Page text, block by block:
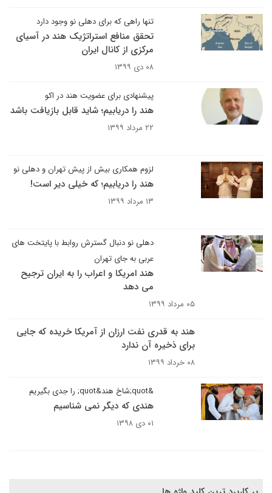
تنها راهی که برای دهلی نو وجود دارد
تحقق منافع استراتژیک هند در آسیای
مرکزی از کانال ایران
۰۸ دی ۱۳۹۹
پیشنهادی برای عضویت هند در اکو
هند را دریابیم؛ شاید قابل بازیافت باشد
۲۲ مرداد ۱۳۹۹
لزوم همکاری بیش از پیش تهران و دهلی نو
هند را دریابیم؛ که خیلی دیر است!
۱۳ مرداد ۱۳۹۹
دهلی نو دنبال گسترش روابط با پایتخت های
عربی به جای تهران
هند امریکا و اعراب را به ایران ترجیح
می دهد
۰۵ مرداد ۱۳۹۹
هند به قدری نفت ارزان از آمریکا خریده که جایی
برای ذخیره آن ندارد
۰۸ خرداد ۱۳۹۹
&quot;شاخ هند&quot; را جدی بگیریم
هندی که دیگر نمی شناسیم
۰۱ دی ۱۳۹۸